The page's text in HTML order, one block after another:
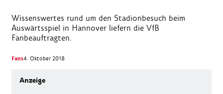
Wissenswertes rund um den Stadionbesuch beim
Auswärtsspiel in Hannover liefern die VfB
Fanbeauftragten.
Fans4. Oktober 2018